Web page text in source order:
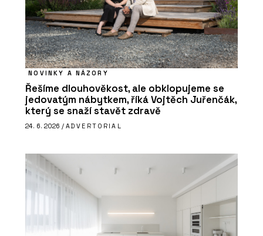
NOVINKY A NÁZORY
Řešíme dlouhověkost, ale obklopujeme se
jedovatým nábytkem, říká Vojtěch Juřenčák,
který se snaží stavět zdravě
24. 6. 2026 / ADVERTORIAL